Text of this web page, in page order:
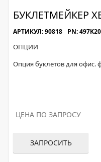
БУКЛЕТМЕЙКЕР
АРТИКУЛ: 90818 PN:
ОПЦИИ
Опция буклетов для офис.
ЦЕНА ПО ЗАПРОСУ
ЗАПРОСИТЬ